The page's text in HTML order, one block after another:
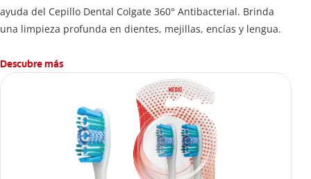
ayuda del Cepillo Dental Colgate 360° Antibacterial. Brinda
una limpieza profunda en dientes, mejillas, encías y lengua.
Descubre más